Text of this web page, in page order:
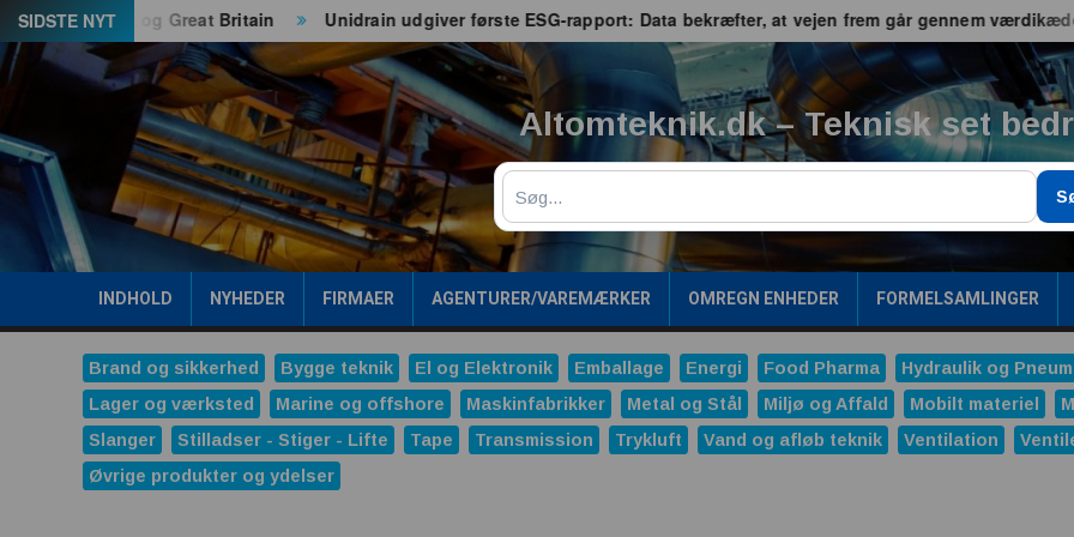
Spring
til
indhold
SIDSTE NYT
EU og Great Britain Unidrain udgiver første ESG-rapport: Data bekræfter, at vejen frem går gennem værdikæden
Altomteknik.dk – Teknisk set
Søg
INDHOLD NYHEDER FIRMAER AGENTURER/VAREMÆRKER OMREGN ENHEDER FORMELSAMLINGER
Brand og sikkerhed Bygge teknik El og Elektronik Emballage Energi Food Pharma Hydraulik og
Lager og værksted
Marine og offshore Maskinfabrikker Metal og Stål Miljø og Affald Mobilt materiel
Slanger
Stilladser - Stiger - Lifte Tape Transmission Trykluft Vand og afløb teknik Ventilation
Øvrige produkter og ydelser